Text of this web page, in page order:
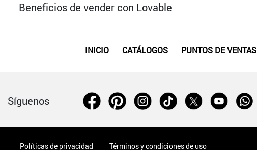
Beneficios de vender con Lovable
INICIO CATÁLOGOS PUNTOS DE VENTAS
Síguenos
Políticas de privacidad Términos y condiciones de uso